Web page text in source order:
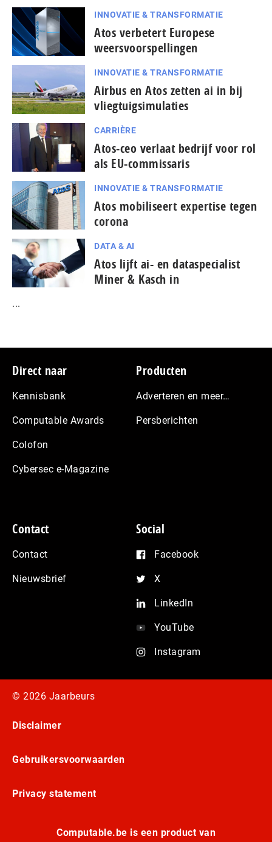
INNOVATIE & TRANSFORMATIE
Atos verbetert Europese
weersvoorspellingen
INNOVATIE & TRANSFORMATIE
Airbus en Atos zetten ai in bij
vliegtuigsimulaties
CARRIÈRE
Atos-ceo verlaat bedrijf voor rol
als EU-commissaris
INNOVATIE & TRANSFORMATIE
Atos mobiliseert expertise tegen
corona
DATA & AI
Atos lijft ai- en dataspecialist
Miner & Kasch in
...
Footer
Direct naar
Kennisbank
Computable Awards
Colofon
Cybersec e-Magazine
Producten
Adverteren en meer…
Persberichten
Contact
Contact
Nieuwsbrief
Social
Facebook
X
LinkedIn
YouTube
Instagram
© 2026 Jaarbeurs
Disclaimer
Gebruikersvoorwaarden
Privacy statement
Computable.be is een product van